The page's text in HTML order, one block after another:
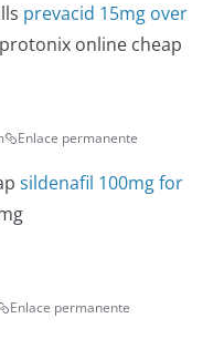
prevacid 15mg over
online cheap
Enlace permanente
sildenafil 100mg for
Enlace permanente